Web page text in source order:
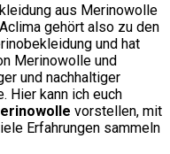
aus Merinowolle
gehört also zu den
und hat
Merinowolle und
und nachhaltiger
Hier kann ich euch
vorstellen, mit
Erfahrungen sammeln